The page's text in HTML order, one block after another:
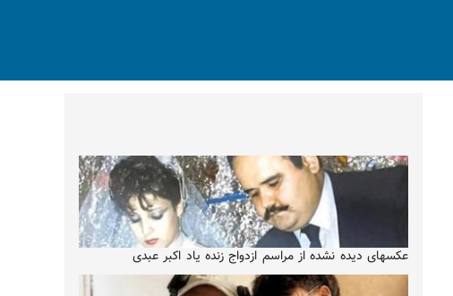
عکسهای دیده نشده از مراسم ازدواج زنده یاد اکبر عبدی